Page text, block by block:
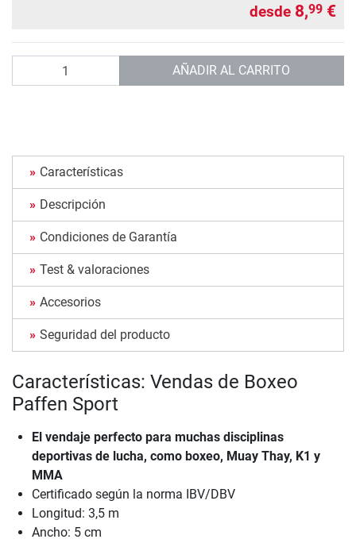
desde 8,99 €
AÑADIR AL CARRITO
Características
Descripción
Condiciones de Garantía
Test & valoraciones
Accesorios
Seguridad del producto
Características: Vendas de Boxeo
Paffen Sport
El vendaje perfecto para muchas disciplinas
deportivas de lucha, como boxeo, Muay Thay, K1 y
MMA
Certificado según la norma IBV/DBV
Longitud: 3,5 m
Ancho: 5 cm